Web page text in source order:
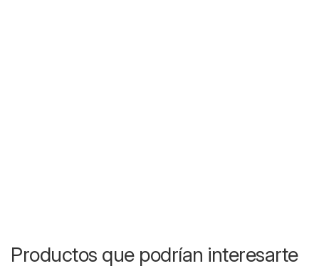
Productos que podrían interesarte